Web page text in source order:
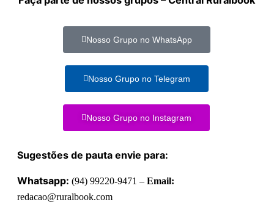
Nosso Grupo no WhatsApp
Nosso Grupo no Telegram
Nosso Grupo no Instagram
Sugestões de pauta envie para:
Whatsapp: (94) 99220-9471 – Email:
redacao@ruralbook.com